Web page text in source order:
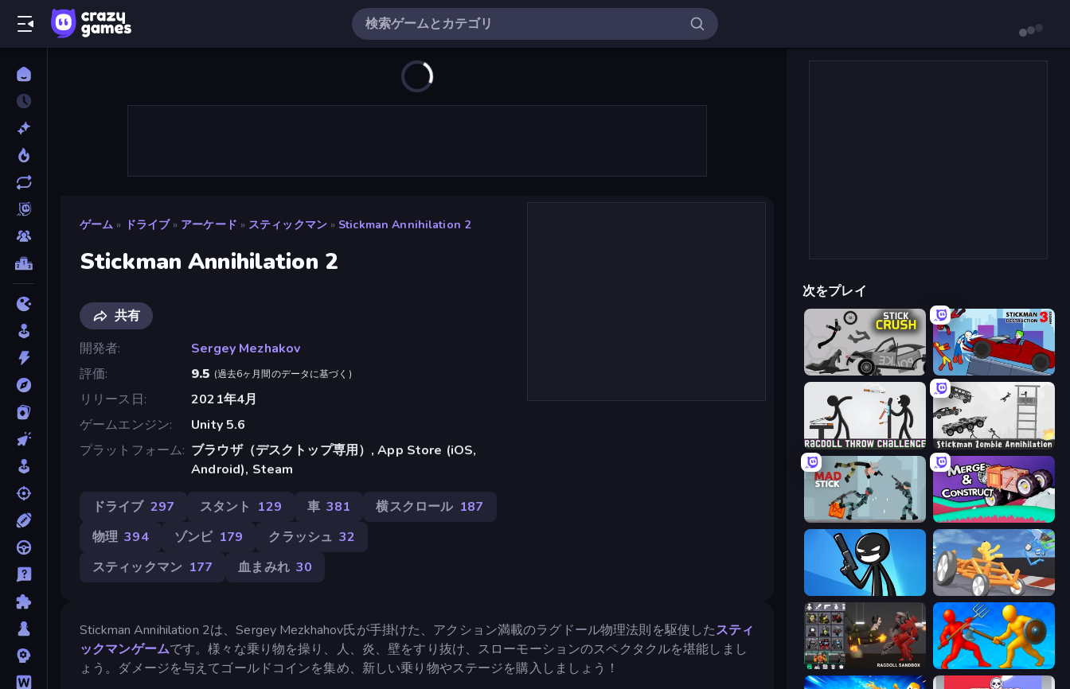
ゲーム » ドライブ » アーケード » スティックマン » Stickman Annihilation 2
Stickman Annihilation 2
共有
開発者
Sergey Mezhakov
評価
9.5 (過去6ヶ月間のデータに基づく )
リリース日
2021年4月
ゲームエンジン
Unity 5.6
プラットフォーム ブラウザ（デスクトップ専用）, App Store (iOS,
Android), Steam
ドライブ 297 スタント 129 車 381 横スクロール 187
物理 394 ゾンビ 179 クラッシュ 32
スティックマン 177 血まみれ 30
Stickman Annihilation 2は、Sergey Mezkhahov氏が手掛けた、アクション満載のラグドール物理法則を駆使したスティ
ックマンゲームです。様々な乗り物を操り、人、炎、壁をすり抜け、スローモーションのスペクタクルを堪能しまし
ょう。ダメージを与えてゴールドコインを集め、新しい乗り物やステージを購入しましょう！
次をプレイ
Stick Crush Stickman Destruction 3 Heroes
Ragdoll Throw Challenge Stickman Zombie Annihilation
Mad Stick Merge & Construct
Draw Crash Race
Last Play: Ragdoll Sandbox Epic Sword Battle! Fight in Arena